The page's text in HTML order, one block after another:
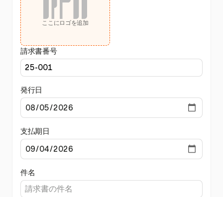
ここにロゴを追加
請求書番号
発行日
支払期日
件名